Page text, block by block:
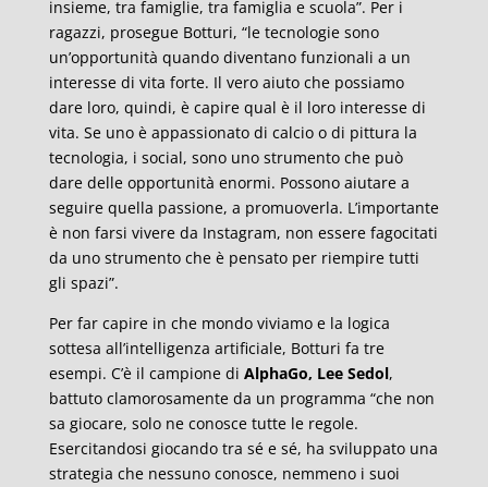
insieme, tra famiglie, tra famiglia e scuola”. Per i
ragazzi, prosegue Botturi, “le tecnologie sono
un’opportunità quando diventano funzionali a un
interesse di vita forte. Il vero aiuto che possiamo
dare loro, quindi, è capire qual è il loro interesse di
vita. Se uno è appassionato di calcio o di pittura la
tecnologia, i social, sono uno strumento che può
dare delle opportunità enormi. Possono aiutare a
seguire quella passione, a promuoverla. L’importante
è non farsi vivere da Instagram, non essere fagocitati
da uno strumento che è pensato per riempire tutti
gli spazi”.
Per far capire in che mondo viviamo e la logica
sottesa all’intelligenza artificiale, Botturi fa tre
esempi. C’è il campione di AlphaGo, Lee Sedol,
battuto clamorosamente da un programma “che non
sa giocare, solo ne conosce tutte le regole.
Esercitandosi giocando tra sé e sé, ha sviluppato una
strategia che nessuno conosce, nemmeno i suoi